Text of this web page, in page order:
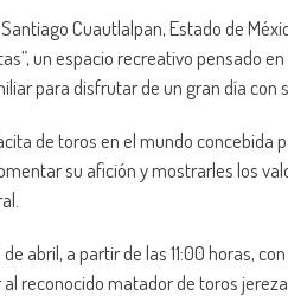
Cuautlalpan, Estado de
un espacio recreativo pensado
para disfrutar de un gran día con
de toros en el mundo
su afición y mostrarles los
abril, a partir de las 11:00 horas,
reconocido matador de toros